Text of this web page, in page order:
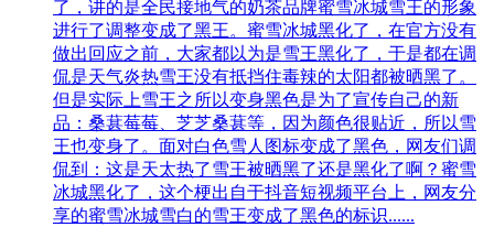
了，讲的是全民接地气的奶茶品牌蜜雪冰城雪王的形象
进行了调整变成了黑王。蜜雪冰城黑化了，在官方没有
做出回应之前，大家都以为是雪王黑化了，于是都在调
侃是天气炎热雪王没有抵挡住毒辣的太阳都被晒黑了。
但是实际上雪王之所以变身黑色是为了宣传自己的新
品：桑葚莓莓、芝芝桑葚等，因为颜色很贴近，所以雪
王也变身了。面对白色雪人图标变成了黑色，网友们调
侃到：这是天太热了雪王被晒黑了还是黑化了啊？蜜雪
冰城黑化了，这个梗出自于抖音短视频平台上，网友分
享的蜜雪冰城雪白的雪王变成了黑色的标识......